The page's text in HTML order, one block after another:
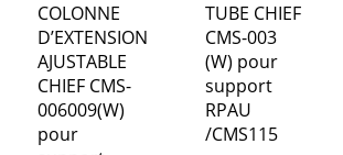
COLONNE
D’EXTENSION
AJUSTABLE
CHIEF CMS-
006009(W)
pour
TUBE CHIEF
CMS-003
(W) pour
support
RPAU
/CMS115